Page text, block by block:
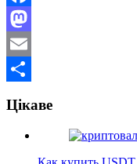
Facebook
Mastodon
Email
Цікаве